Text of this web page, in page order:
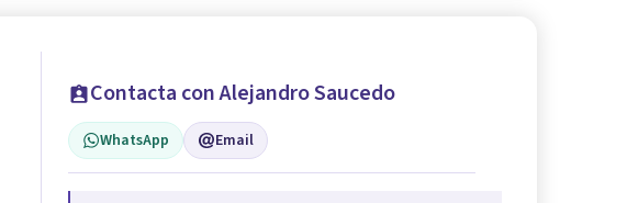
Contacta con Alejandro Saucedo
WhatsApp Email